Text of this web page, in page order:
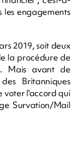
engagements
2019, soit deux
la procédure de
Mais avant de
Britanniques
voter l'accord qui
Survation/Mail